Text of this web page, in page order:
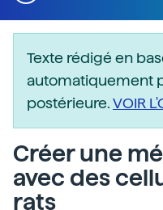
Texte rédigé en
automatiquement
postérieure.VOIR
Créer une
avec des
rats